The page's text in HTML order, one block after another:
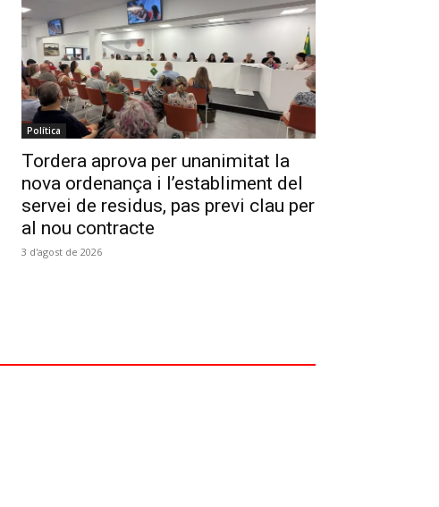
Política
Tordera aprova per unanimitat la
nova ordenança i l’establiment del
servei de residus, pas previ clau per
al nou contracte
3 d'agost de 2026